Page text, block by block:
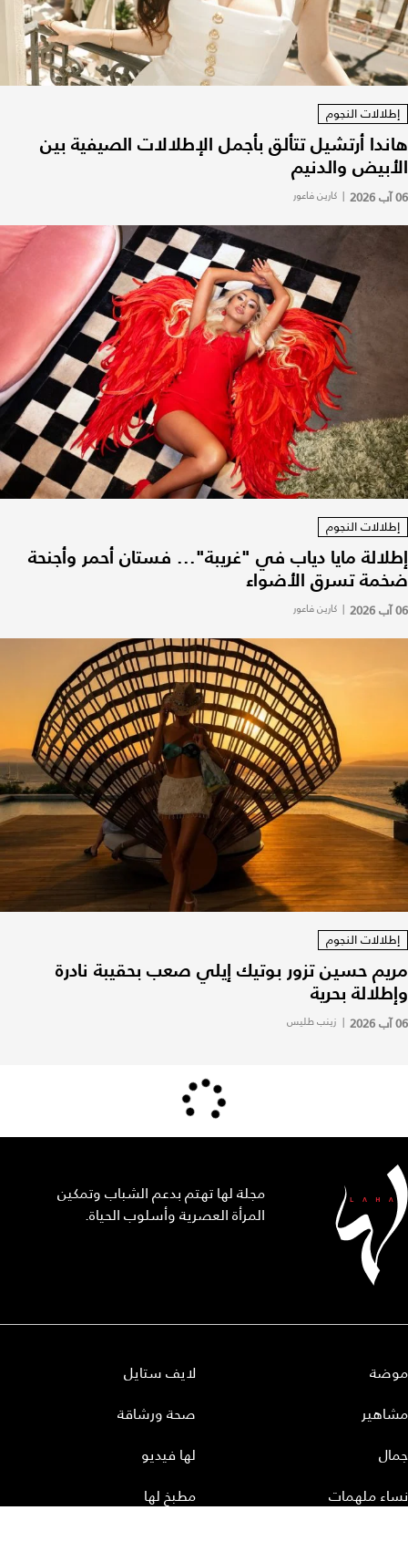
إطلالات النجوم
هاندا أرتشيل تتألق بأجمل الإطلالات الصيفية بين
الأبيض والدنيم
06 آب 2026 | كارين فاعور
إطلالات النجوم
إطلالة مايا دياب في "غريبة"... فستان أحمر وأجنحة
ضخمة تسرق الأضواء
06 آب 2026 | كارين فاعور
إطلالات النجوم
مريم حسين تزور بوتيك إيلي صعب بحقيبة نادرة
وإطلالة بحرية
06 آب 2026 | زينب طليس
مجلة لها تهتم بدعم الشباب وتمكين
المرأة العصرية وأسلوب الحياة.
موضة
مشاهير
جمال
نساء ملهمات
لايف ستايل
صحة ورشاقة
لها فيديو
مطبخ لها